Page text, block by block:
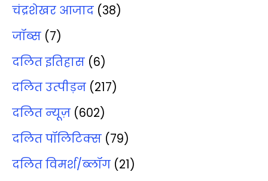
चंद्रशेखर आजाद (38)
जॉब्‍स (7)
दलित इतिहास (6)
दलित उत्‍पीड़न (217)
दलित न्‍यूज़ (602)
दलित पॉलिटिक्‍स (79)
दलित विमर्श/ब्‍लॉग (21)